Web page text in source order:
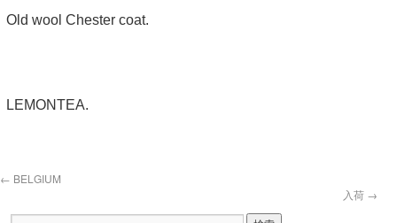
Old wool Chester coat.
LEMONTEA.
← BELGIUM
入荷 →